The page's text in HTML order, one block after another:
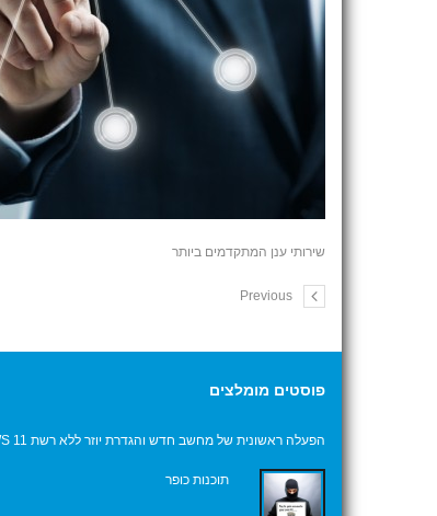
שירותי ענן המתקדמים ביותר
Previous
פוסטים מומלצים
הפעלה ראשונית של מחשב חדש והגדרת יוזר ללא רשת WINDOWS 11
תוכנות כופר